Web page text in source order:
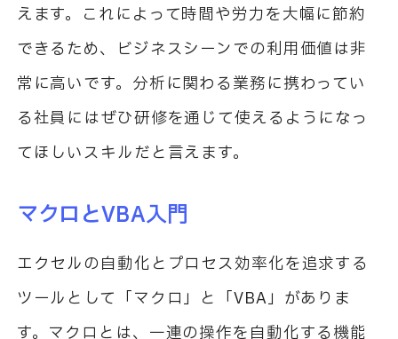
えます。これによって時間や労力を大幅に節約
できるため、ビジネスシーンでの利用価値は非
常に高いです。分析に関わる業務に携わってい
る社員にはぜひ研修を通じて使えるようになっ
てほしいスキルだと言えます。
マクロとVBA入門
エクセルの自動化とプロセス効率化を追求する
ツールとして「マクロ」と「VBA」がありま
す。マクロとは、一連の操作を自動化する機能